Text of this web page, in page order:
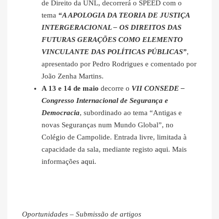
de Direito da UNL, decorrerá o SPEED com o
tema “A APOLOGIA DA TEORIA DE JUSTIÇA
INTERGERACIONAL – OS DIREITOS DAS
FUTURAS GERAÇÕES COMO ELEMENTO
VINCULANTE DAS POLÍTICAS PÚBLICAS”,
apresentado por Pedro Rodrigues e comentado por
João Zenha Martins.
A 13 e 14 de maio decorre o VII CONSEDE –
Congresso Internacional de Segurança e
Democracia, subordinado ao tema “Antigas e
novas Seguranças num Mundo Global”, no
Colégio de Campolide. Entrada livre, limitada à
capacidade da sala, mediante registo aqui. Mais
informações aqui.
Oportunidades – Submissão de artigos